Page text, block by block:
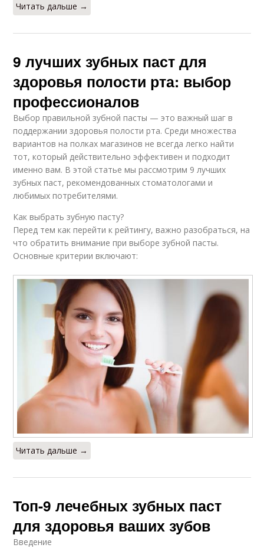
Читать дальше →
9 лучших зубных паст для
здоровья полости рта: выбор
профессионалов
Выбор правильной зубной пасты — это важный шаг в
поддержании здоровья полости рта. Среди множества
вариантов на полках магазинов не всегда легко найти
тот, который действительно эффективен и подходит
именно вам. В этой статье мы рассмотрим 9 лучших
зубных паст, рекомендованных стоматологами и
любимых потребителями.
Как выбрать зубную пасту?
Перед тем как перейти к рейтингу, важно разобраться, на
что обратить внимание при выборе зубной пасты.
Основные критерии включают:
Читать дальше →
Топ-9 лечебных зубных паст
для здоровья ваших зубов
Введение